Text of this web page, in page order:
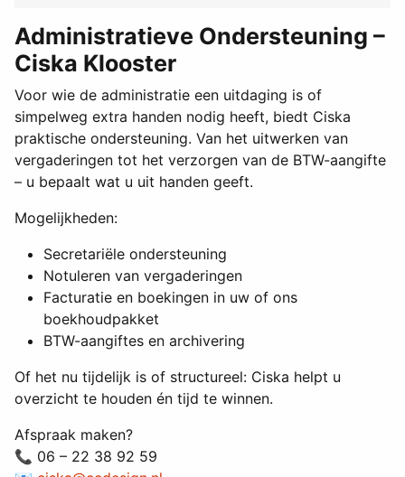
Administratieve Ondersteuning –
Ciska Klooster
Voor wie de administratie een uitdaging is of
simpelweg extra handen nodig heeft, biedt Ciska
praktische ondersteuning. Van het uitwerken van
vergaderingen tot het verzorgen van de BTW-aangifte
– u bepaalt wat u uit handen geeft.
Mogelijkheden:
Secretariële ondersteuning
Notuleren van vergaderingen
Facturatie en boekingen in uw of ons
boekhoudpakket
BTW-aangiftes en archivering
Of het nu tijdelijk is of structureel: Ciska helpt u
overzicht te houden én tijd te winnen.
Afspraak maken?
📞 06 – 22 38 92 59